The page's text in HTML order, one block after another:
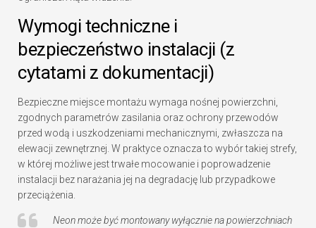
Wymogi techniczne i
bezpieczeństwo instalacji (z
cytatami z dokumentacji)
Bezpieczne miejsce montażu wymaga nośnej powierzchni,
zgodnych parametrów zasilania oraz ochrony przewodów
przed wodą i uszkodzeniami mechanicznymi, zwłaszcza na
elewacji zewnętrznej. W praktyce oznacza to wybór takiej strefy,
w której możliwe jest trwałe mocowanie i poprowadzenie
instalacji bez narażania jej na degradację lub przypadkowe
przeciążenia.
Neon może być montowany wyłącznie na powierzchniach